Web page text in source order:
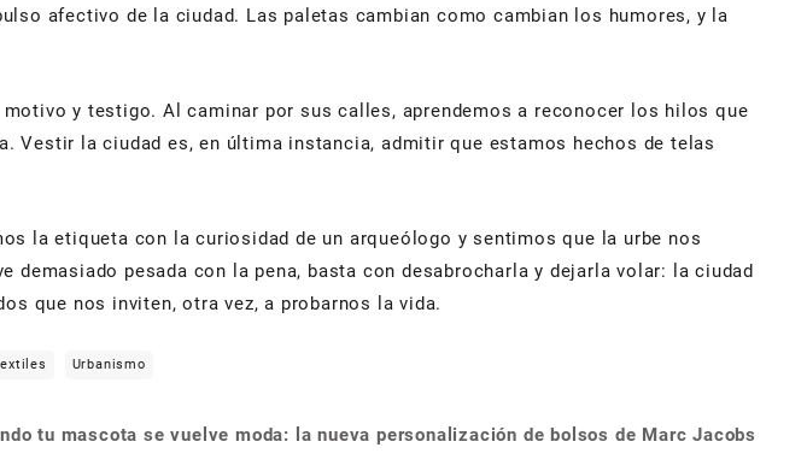
afectivo de la ciudad. Las paletas cambian como cambian los humores, y la
y testigo. Al caminar por sus calles, aprendemos a reconocer los hilos que
Vestir la ciudad es, en última instancia, admitir que estamos hechos de telas
la etiqueta con la curiosidad de un arqueólogo y sentimos que la urbe nos
pesada con la pena, basta con desabrocharla y dejarla volar: la ciudad
que nos inviten, otra vez, a probarnos la vida.
Urbanismo
tu mascota se vuelve moda: la nueva personalización de bolsos de Marc Jacobs